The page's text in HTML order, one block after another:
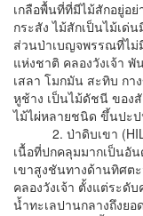
เกลือพื้นที่ที่มีไม้สักอยู่อ
กระสัง ไม้สักเป็นไม้เด่
ส่วนป่าเบญจพรรณที่ไ
แห่งชาติ คลองวังเจ้า พั
เสลา โมกมัน สะทิบ ก
หูช้าง เป็นไม้ดัชนี ของ
ไม้ไผ่หลายชนิด ขึ้นปะป
2. ป่าดิบเขา (HILL
เนื้อที่ปกคลุมมากเป็นอั
เขาสูงชันทางด้านทิศต
คลองวังเจ้า ตั้งแต่ระดั
น้ำทะเลปานกลางถึงย